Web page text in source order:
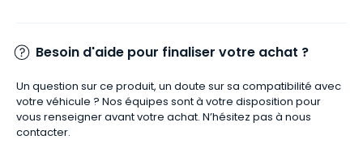
Besoin d'aide pour finaliser votre achat ?
Un question sur ce produit, un doute sur sa compatibilité avec
votre véhicule ? Nos équipes sont à votre disposition pour
vous renseigner avant votre achat. N’hésitez pas à nous
contacter.